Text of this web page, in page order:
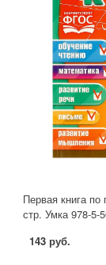
Первая книга по
стр. Умка 978-5-
143 руб.